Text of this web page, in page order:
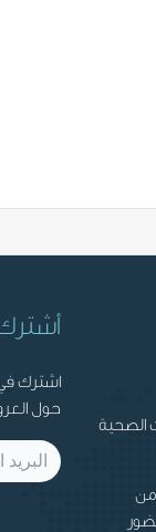
الصحية
من
أشترك
اشترك في
حول